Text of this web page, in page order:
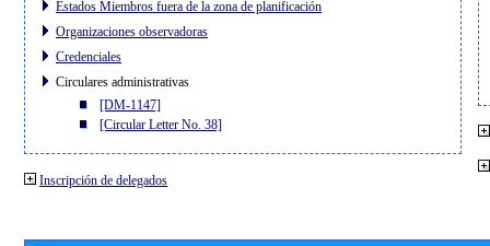
Estados Miembros fuera de la zona de planificación
Organizaciones observadoras
Credenciales
Circulares administrativas
[DM-1147]
[Circular Letter No. 38]
Inscripción de delegados